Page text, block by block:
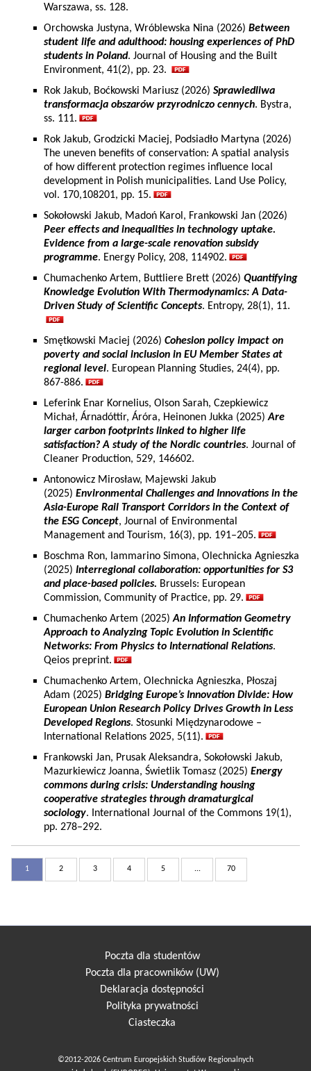
Warszawa, ss. 128.
Orchowska Justyna, Wróblewska Nina (2026) Between
student life and adulthood: housing experiences of PhD
students in Poland. Journal of Housing and the Built
Environment, 41(2), pp. 23.
Rok Jakub, Boćkowski Mariusz (2026) Sprawiedliwa
transformacja obszarów przyrodniczo cennych. Bystra,
ss. 111.
Rok Jakub, Grodzicki Maciej, Podsiadło Martyna (2026)
The uneven benefits of conservation: A spatial analysis
of how different protection regimes influence local
development in Polish municipalities. Land Use Policy,
vol. 170,108201, pp. 15.
Sokołowski Jakub, Madoń Karol, Frankowski Jan (2026)
Peer effects and inequalities in technology uptake.
Evidence from a large-scale renovation subsidy
programme. Energy Policy, 208, 114902.
Chumachenko Artem, Buttliere Brett (2026) Quantifying
Knowledge Evolution With Thermodynamics: A Data-
Driven Study of Scientific Concepts. Entropy, 28(1), 11.
Smętkowski Maciej (2026) Cohesion policy impact on
poverty and social inclusion in EU Member States at
regional level. European Planning Studies, 24(4), pp.
867-886.
Leferink Enar Kornelius, Olson Sarah, Czepkiewicz
Michał, Árnadóttir, Áróra, Heinonen Jukka (2025)Are
larger carbon footprints linked to higher life
satisfaction? A study of the Nordic countries. Journal of
Cleaner Production, 529, 146602.
Antonowicz Mirosław, Majewski Jakub
(2025) Environmental Challenges and Innovations in the
Asia-Europe Rail Transport Corridors in the Context of
the ESG Concept, Journal of Environmental
Management and Tourism, 16(3), pp. 191–205.
Boschma Ron, Iammarino Simona, Olechnicka Agnieszka
(2025) Interregional collaboration: opportunities for S3
and place-based policies. Brussels: European
Commission, Community of Practice, pp. 29.
Chumachenko Artem (2025)An Information Geometry
Approach to Analyzing Topic Evolution in Scientific
Networks: From Physics to International Relations.
Qeios preprint.
Chumachenko Artem, Olechnicka Agnieszka, Płoszaj
Adam (2025) Bridging Europe’s Innovation Divide: How
European Union Research Policy Drives Growth in Less
Developed Regions. Stosunki Międzynarodowe –
International Relations 2025, 5(11).
Frankowski Jan, Prusak Aleksandra, Sokołowski Jakub,
Mazurkiewicz Joanna, Świetlik Tomasz (2025) Energy
commons during crisis: Understanding housing
cooperative strategies through dramaturgical
sociology. International Journal of the Commons 19(1),
pp. 278–292.
1 2 3 4 5 ... 70
Poczta dla studentów
Poczta dla pracowników (UW)
Deklaracja dostępności
Polityka prywatności
Ciasteczka
©2012-2026 Centrum Europejskich Studiów Regionalnych